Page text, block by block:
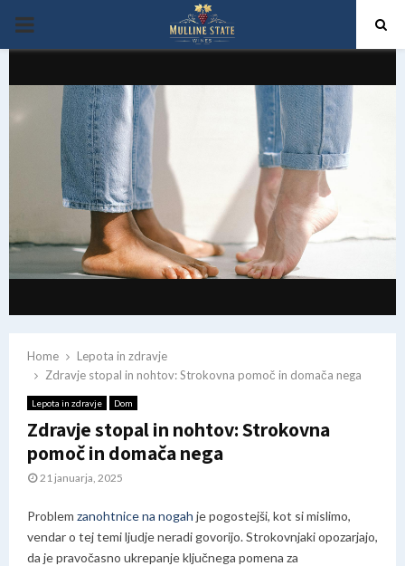
PRIMARY
Home
Lepota in zdravje
Zdravje stopal in nohtov: Strokovna pomoč in domača nega
Lepota in zdravje Dom
Zdravje stopal in nohtov: Strokovna
pomoč in domača nega
21 januarja, 2025
Problem zanohtnice na nogah je pogostejši, kot si mislimo,
vendar o tej temi ljudje neradi govorijo. Strokovnjaki opozarjajo,
da je pravočasno ukrepanje ključnega pomena za